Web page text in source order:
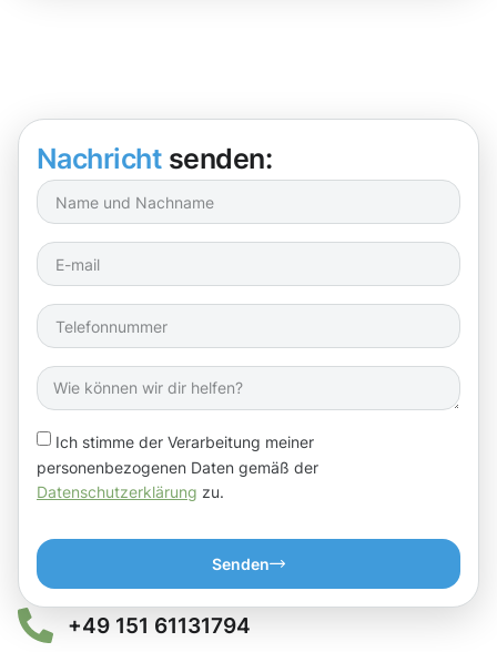
Nachricht senden:
Ich stimme der Verarbeitung meiner
personenbezogenen Daten gemäß der
Datenschutzerklärung zu.
Senden
+49 151 61131794